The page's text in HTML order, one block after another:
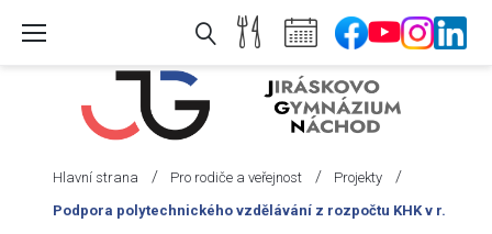
Hlavní strana / Pro rodiče a veřejnost / Projekty /
Podpora polytechnického vzdělávání z rozpočtu KHK v r.